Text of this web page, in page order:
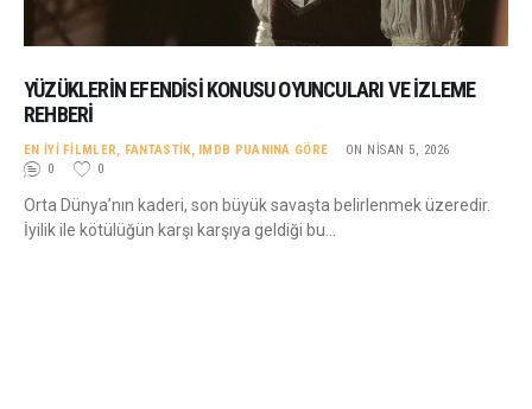
YÜZÜKLERIN EFENDISI KONUSU OYUNCULARI VE İZLEME
REHBERI
EN İYI FILMLER, FANTASTIK, IMDB PUANINA GÖRE
ON NISAN 5, 2026
0
0
Orta Dünya’nın kaderi, son büyük savaşta belirlenmek üzeredir.
İyilik ile kötülüğün karşı karşıya geldiği bu…